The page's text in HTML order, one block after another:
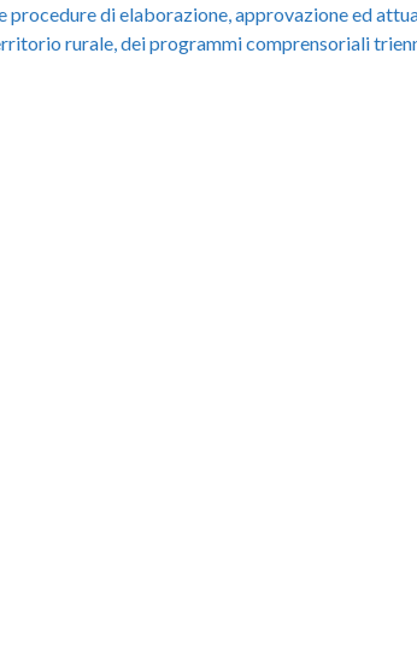
di elaborazione, approvazione ed
rurale, dei programmi comprensoriali